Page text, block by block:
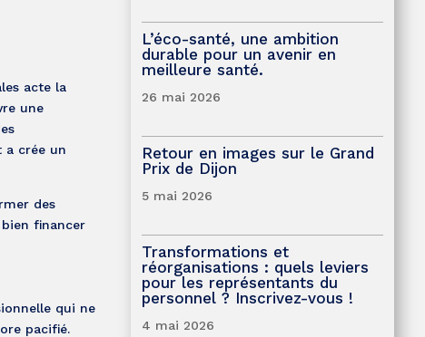
acte la
une
a crée un
des
financer
qui ne
pacifié.
L’éco-santé, une ambition
durable pour un avenir en
meilleure santé.
26 mai 2026
Retour en images sur le Grand
Prix de Dijon
5 mai 2026
Transformations et
réorganisations : quels leviers
pour les représentants du
personnel ? Inscrivez-vous !
4 mai 2026